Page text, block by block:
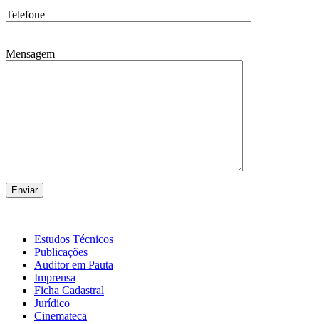
Telefone
Mensagem
Estudos Técnicos
Publicações
Auditor em Pauta
Imprensa
Ficha Cadastral
Jurídico
Cinemateca